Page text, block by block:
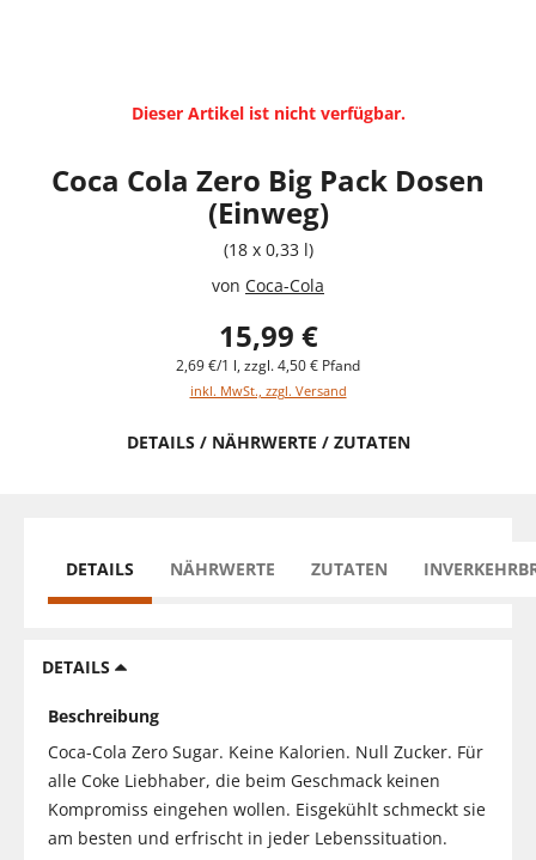
Dieser Artikel ist nicht verfügbar.
Coca Cola Zero Big Pack Dosen
(Einweg)
(18 x 0,33 l)
von Coca-Cola
15,99 €
2,69 €/1 l, zzgl. 4,50 € Pfand
inkl. MwSt., zzgl. Versand
DETAILS / NÄHRWERTE / ZUTATEN
DETAILS NÄHRWERTE ZUTATEN
DETAILS
Beschreibung
Coca-Cola Zero Sugar. Keine Kalorien. Null Zucker. Für
alle Coke Liebhaber, die beim Geschmack keinen
Kompromiss eingehen wollen. Eisgekühlt schmeckt sie
am besten und erfrischt in jeder Lebenssituation.